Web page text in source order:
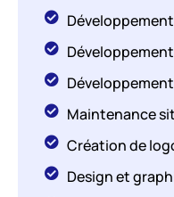
Maintenance
Création de
Design et